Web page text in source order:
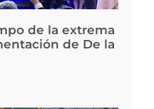
de la extrema
de De la